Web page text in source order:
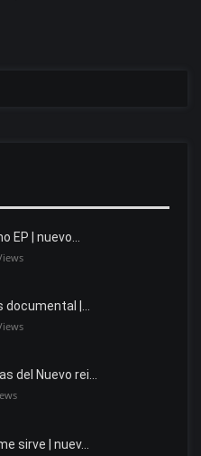
EP | nuevo…
documental |…
del Nuevo rei…
sirve | nuev…